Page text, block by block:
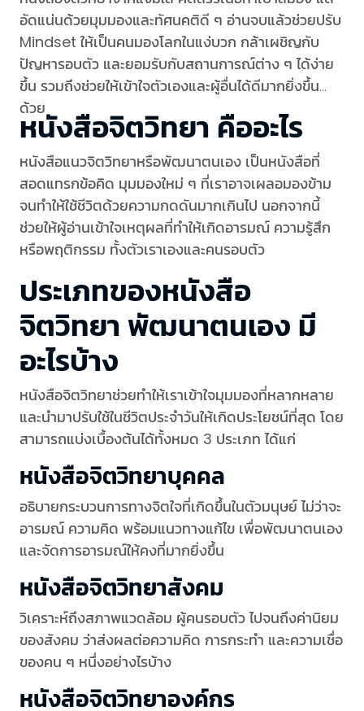
อัดแน่นด้วยมุมมองและทัศนคติดี ๆ อ่านจบแล้วช่วยปรับ
Mindset ให้เป็นคนมองโลกในแง่บวก กล้าเผชิญกับ
ปัญหารอบตัว และยอมรับกับสถานการณ์ต่าง ๆ ได้ง่าย
ขึ้น รวมถึงช่วยให้เข้าใจตัวเองและผู้อื่นได้ดีมากยิ่งขึ้น
ด้วย
หนังสือจิตวิทยา คืออะไร
หนังสือแนวจิตวิทยาหรือพัฒนาตนเอง เป็นหนังสือที่
สอดแทรกข้อคิด มุมมองใหม่ ๆ ที่เราอาจเผลอมองข้าม
จนทำให้ใช้ชีวิตด้วยความกดดันมากเกินไป นอกจากนี้
ช่วยให้ผู้อ่านเข้าใจเหตุผลที่ทำให้เกิดอารมณ์ ความรู้สึก
หรือพฤติกรรม ทั้งตัวเราเองและคนรอบตัว
ประเภทของหนังสือ
จิตวิทยา พัฒนาตนเอง มี
อะไรบ้าง
หนังสือจิตวิทยาช่วยทำให้เราเข้าใจมุมมองที่หลากหลาย
และนำมาปรับใช้ในชีวิตประจำวันให้เกิดประโยชน์ที่สุด โดย
สามารถแบ่งเบื้องต้นได้ทั้งหมด 3 ประเภท ได้แก่
หนังสือจิตวิทยาบุคคล
อธิบายกระบวนการทางจิตใจที่เกิดขึ้นในตัวมนุษย์ ไม่ว่าจะ
อารมณ์ ความคิด พร้อมแนวทางแก้ไข เพื่อพัฒนาตนเอง
และจัดการอารมณ์ให้คงที่มากยิ่งขึ้น
หนังสือจิตวิทยาสังคม
วิเคราะห์ถึงสภาพแวดล้อม ผู้คนรอบตัว ไปจนถึงค่านิยม
ของสังคม ว่าส่งผลต่อความคิด การกระทำ และความเชื่อ
ของคน ๆ หนึ่งอย่างไรบ้าง
หนังสือจิตวิทยาองค์กร